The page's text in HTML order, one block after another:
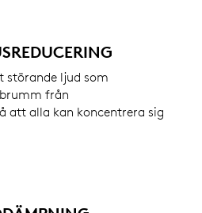
störande ljud som
från
att alla kan koncentrera sig